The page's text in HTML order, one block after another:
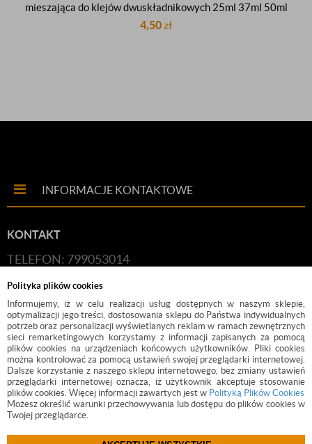
Polityka plików cookies
Informujemy, iż w celu realizacji usług dostępnych w naszym sklepie,
optymalizacji jego treści, dostosowania sklepu do Państwa indywidualnych
potrzeb oraz personalizacji wyświetlanych reklam w ramach zewnętrznych
sieci remarketingowych korzystamy z informacji zapisanych za pomocą
plików cookies na urządzeniach końcowych użytkowników. Pliki cookies
można kontrolować za pomocą ustawień swojej przeglądarki internetowej.
Dalsze korzystanie z naszego sklepu internetowego, bez zmiany ustawień
przeglądarki internetowej oznacza, iż użytkownik akceptuje stosowanie
plików cookies. Więcej informacji zawartych jest w Polityką Plików Cookies
Możesz określić warunki przechowywania lub dostępu do plików cookies w
Twojej przeglądarce.
mieszająca do klejów dwuskładnikowych 25ml 37ml 50ml
4,50zł
INFORMACJE KONTAKTOWE
KONTAKT
TELEFON: 799053014
E-MAIL:HANDLOWY@BUDFIX.PL
GODZINY PRACY: 8:00-16:00 (PONIEDZIAŁEK-
PIĄTEK)
DANE FIRMY: BUDFIX JOANNA JÓŹWICKA, UL.
KOŚCIUSZKI 2, 05-140, SEROCK, NIP: 118-189-85-82